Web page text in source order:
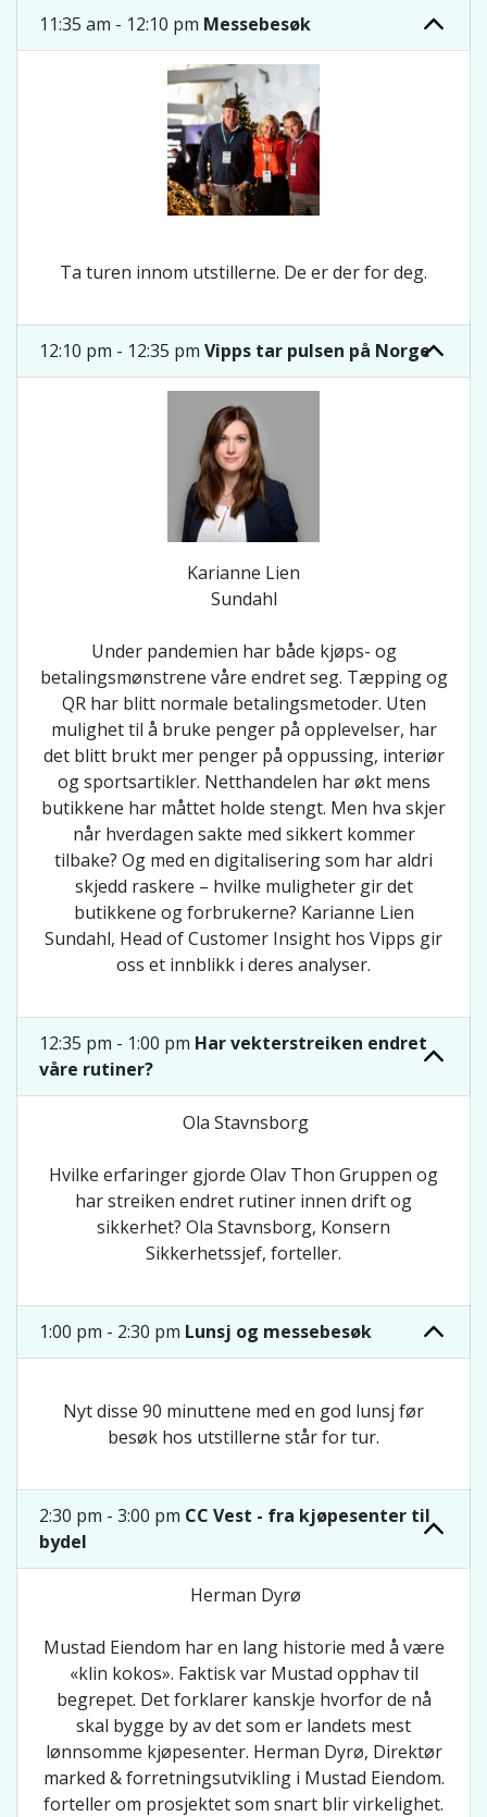
11:35 am - 12:10 pm Messebesøk
Ta turen innom utstillerne. De er der for deg.
12:10 pm - 12:35 pm Vipps tar pulsen på Norge
Under pandemien har både kjøps- og
betalingsmønstrene våre endret seg. Tæpping og
QR har blitt normale betalingsmetoder. Uten
mulighet til å bruke penger på opplevelser, har
det blitt brukt mer penger på oppussing, interiør
og sportsartikler. Netthandelen har økt mens
butikkene har måttet holde stengt. Men hva skjer
når hverdagen sakte med sikkert kommer
tilbake? Og med en digitalisering som har aldri
skjedd raskere – hvilke muligheter gir det
butikkene og forbrukerne? Karianne Lien
Sundahl, Head of Customer Insight hos Vipps gir
oss et innblikk i deres analyser.
Karianne Lien
Sundahl
12:35 pm - 1:00 pm Har vekterstreiken endret
våre rutiner?
Hvilke erfaringer gjorde Olav Thon Gruppen og
har streiken endret rutiner innen drift og
sikkerhet? Ola Stavnsborg, Konsern
Sikkerhetssjef, forteller.
Ola Stavnsborg
1:00 pm - 2:30 pm Lunsj og messebesøk
Nyt disse 90 minuttene med en god lunsj før
besøk hos utstillerne står for tur.
2:30 pm - 3:00 pm CC Vest - fra kjøpesenter til
bydel
Mustad Eiendom har en lang historie med å være
«klin kokos». Faktisk var Mustad opphav til
begrepet. Det forklarer kanskje hvorfor de nå
skal bygge by av det som er landets mest
lønnsomme kjøpesenter. Herman Dyrø, Direktør
marked & forretningsutvikling i Mustad Eiendom.
forteller om prosjektet som snart blir virkelighet.
Herman Dyrø